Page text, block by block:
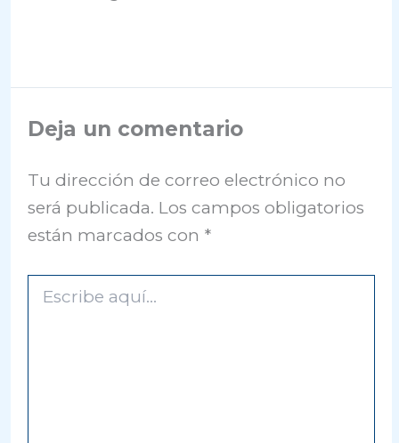
Deja un comentario
Tu dirección de correo electrónico no
será publicada. Los campos obligatorios
están marcados con *
aquí...